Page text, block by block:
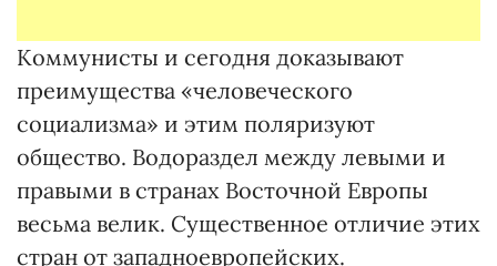
Коммунисты и сегодня доказывают
преимущества «человеческого
социализма» и этим поляризуют
общество. Водораздел между левыми и
правыми в странах Восточной Европы
весьма велик. Существенное отличие этих
стран от западноевропейских.